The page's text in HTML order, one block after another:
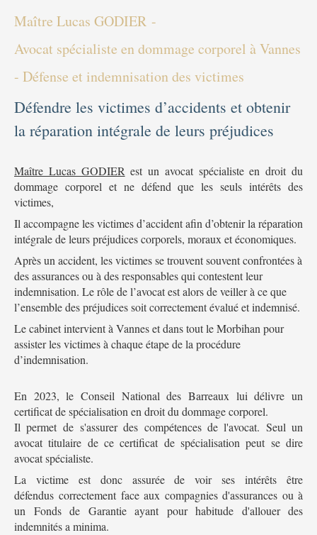
Maître Lucas GODIER -
Avocat spécialiste en dommage corporel à Vannes
- Défense et indemnisation des victimes
Défendre les victimes d’accidents et obtenir
la réparation intégrale de leurs préjudices
Maître Lucas GODIERest un avocat spécialiste en droit du
dommage corporel et ne défend que les seuls intérêts des
victimes,
Il accompagne les victimes d’accident afin d’obtenir la réparation
intégrale de leurs préjudices corporels, moraux et économiques.
Après un accident, les victimes se trouvent souvent confrontées à
des assurances ou à des responsables qui contestent leur
indemnisation. Le rôle de l’avocat est alors de veiller à ce que
l’ensemble des préjudices soit correctement évalué et indemnisé.
Le cabinet intervient à Vannes et dans tout le Morbihan pour
assister les victimes à chaque étape de la procédure
d’indemnisation.
En 2023, le Conseil National des Barreaux lui délivre un
certificat de spécialisation en droit du dommage corporel.
Il permet de s'assurer des compétences de l'avocat. Seul un
avocat titulaire de ce certificat de spécialisation peut se dire
avocat spécialiste.
La victime est donc assurée de voir ses intérêts être
défendus correctement face aux compagnies d'assurances ou à
un Fonds de Garantie ayant pour habitude d'allouer des
indemnités a minima.